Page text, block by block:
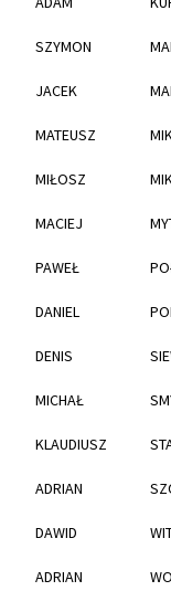
SZYMON
JACEK
MATEUSZ
MIŁOSZ
MACIEJ
PAWEŁ
DANIEL
DENIS
MICHAŁ
KLAUDIUSZ
ADRIAN
DAWID
ADRIAN